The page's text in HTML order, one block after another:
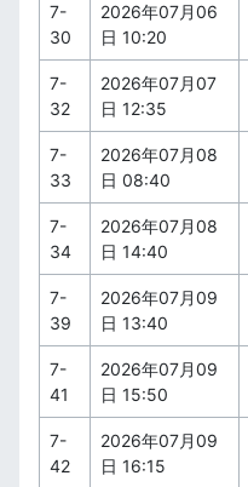
7-
30
2026年07月06
日 10:20
7-
32
2026年07月07
日 12:35
7-
33
2026年07月08
日 08:40
7-
34
2026年07月08
日 14:40
7-
39
2026年07月09
日 13:40
7-
41
2026年07月09
日 15:50
7-
42
2026年07月09
日 16:15